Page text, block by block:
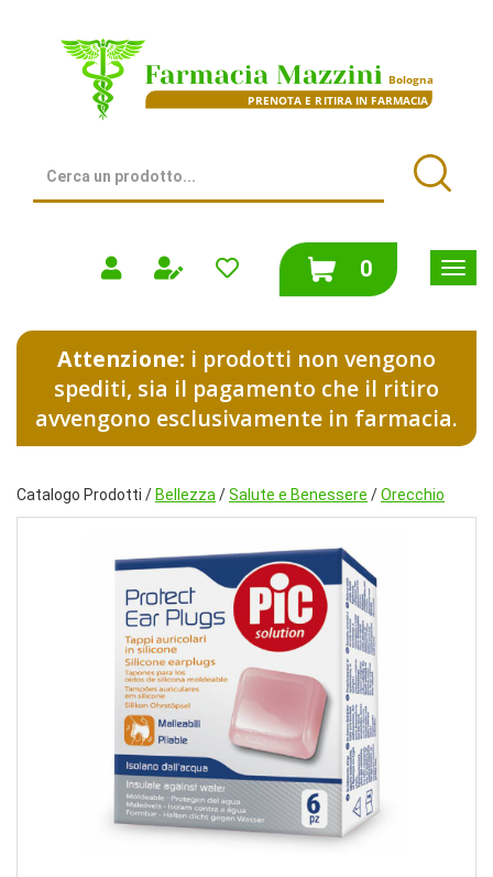
contenuto
Farmacia
Prodotto
0prodotti
inseriti
Attenzione: i prodotti non vengono
spediti, sia il pagamento che il ritiro
avvengono esclusivamente in farmacia.
Catalogo Prodotti / Bellezza /Salute e Benessere /Orecchio